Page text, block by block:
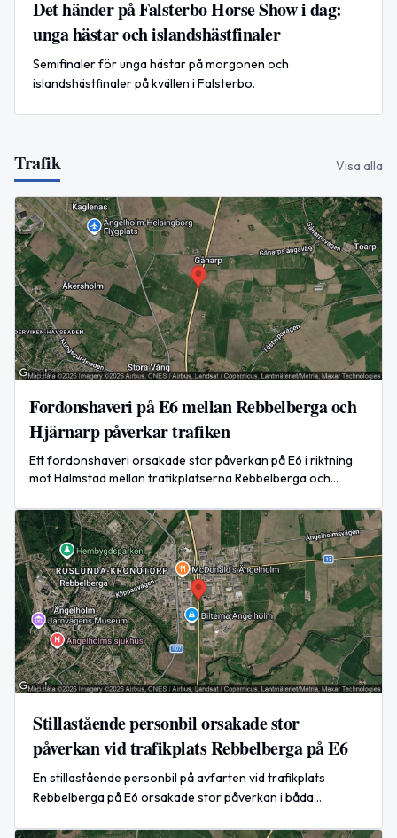
Det händer på Falsterbo Horse Show i dag:
unga hästar och islandshästfinaler
Semifinaler för unga hästar på morgonen och
islandshästfinaler på kvällen i Falsterbo.
Trafik Visa alla
Fordonshaveri på E6 mellan Rebbelberga och
Hjärnarp påverkar trafiken
Ett fordonshaveri orsakade stor påverkan på E6 i riktning
mot Halmstad mellan trafikplatserna Rebbelberga och
Stillastående personbil orsakade stor
påverkan vid trafikplats Rebbelberga på E6
En stillastående personbil på avfarten vid trafikplats
Rebbelberga på E6 orsakade stor påverkan i båda